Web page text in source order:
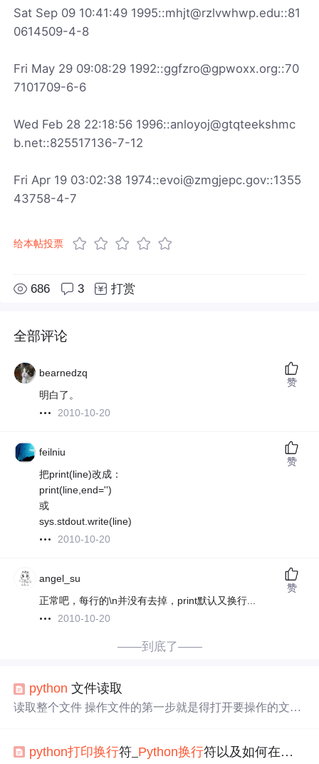
Sat Sep 09 10:41:49 1995::mhjt@rzlvwhwp.edu::81
0614509-4-8
Fri May 29 09:08:29 1992::ggfzro@gpwoxx.org::70
7101709-6-6
Wed Feb 28 22:18:56 1996::anloyoj@gtqteekshmc
b.net::825517136-7-12
Fri Apr 19 03:02:38 1974::evoi@zmgjepc.gov::1355
43758-4-7
给本帖投票
686 3 打赏
全部评论
bearnedzq
明白了。
2010-10-20
赞
feilniu
把print(line)改成：
print(line,end='')
或
sys.stdout.write(line)
2010-10-20
赞
angel_su
正常吧，每行的\n并没有去掉，print默认又换行...
2010-10-20
赞
——到底了——
python 文件读取
读取整个文件 操作文件的第一步就是得打开要操作的文
port os with open('data.txt', encoding='utf-8') as file_obj: contentpython打印换行符_ Python换行符以及如何在不使用